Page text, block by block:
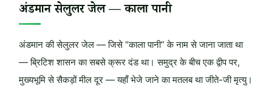
अंडमान सेलुलर जेल — काला पानी
अंडमान की सेलुलर जेल — जिसे “काला पानी” के नाम से जाना जाता था
— ब्रिटिश शासन का सबसे क्रूर दंड था। समुद्र के बीच एक द्वीप पर,
मुख्यभूमि से सैकड़ों मील दूर — यहाँ भेजे जाने का मतलब था जीते-जी मृत्यु।